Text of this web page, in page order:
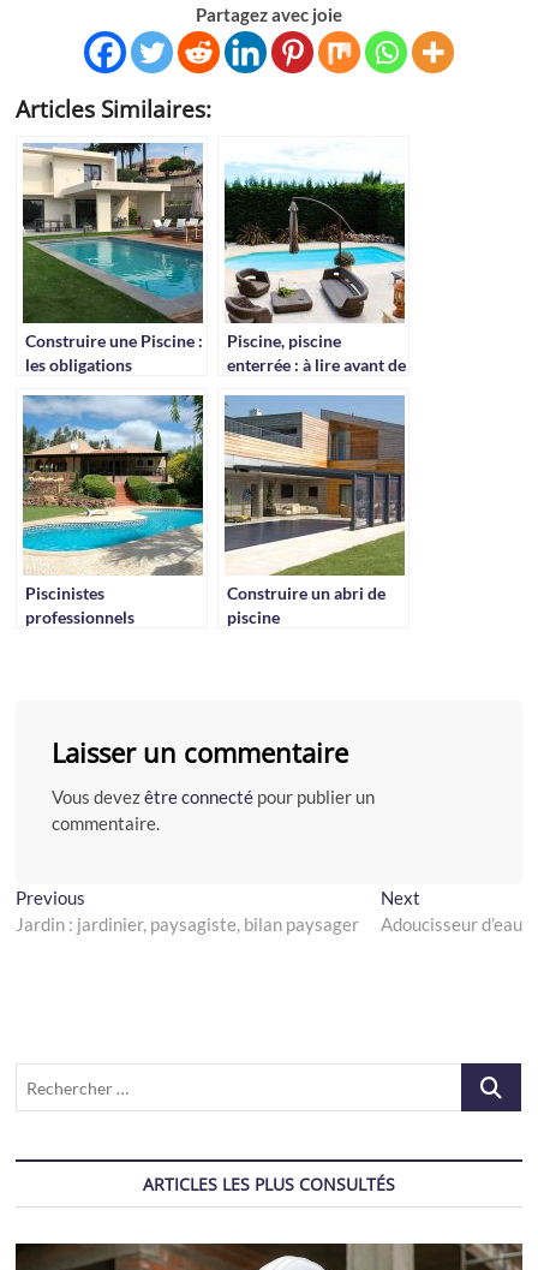
Partagez avec joie
Articles Similaires:
Construire une Piscine :
les obligations
Piscine, piscine
enterrée : à lire avant de
Piscinistes
professionnels
Construire un abri de
piscine
Laisser un commentaire
Vous devezêtre connecté pour publier un
commentaire.
Navigation
de
Previous
post:
Jardin : jardinier, paysagiste, bilan paysager
NextNext
post:
Adoucisseur d’eau
ARTICLES LES PLUS CONSULTÉS